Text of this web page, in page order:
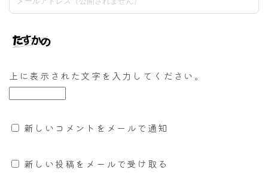
上に表示された文字を入力してください。
新しいコメントをメールで通知
新しい投稿をメールで受け取る